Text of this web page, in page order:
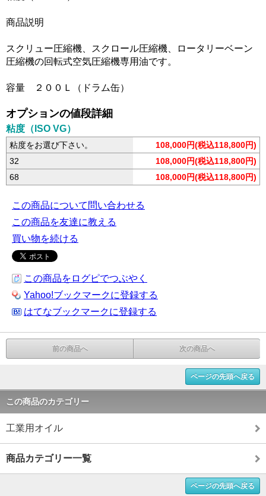
商品説明
スクリュー圧縮機、スクロール圧縮機、ロータリーベーン
圧縮機の回転式空気圧縮機専用油です。
容量 ２００Ｌ（ドラム缶）
オプションの値段詳細
粘度（ISO VG）
粘度をお選び下さい。
108,000円(税込118,800円)
32
108,000円(税込118,800円)
68
108,000円(税込118,800円)
この商品について問い合わせる
この商品を友達に教える
買い物を続ける
この商品をログピでつぶやく
Yahoo!ブックマークに登録する
はてなブックマークに登録する
前の商品へ 次の商品へ
ページの先頭へ戻る
この商品のカテゴリー
工業用オイル
商品カテゴリー一覧
ページの先頭へ戻る